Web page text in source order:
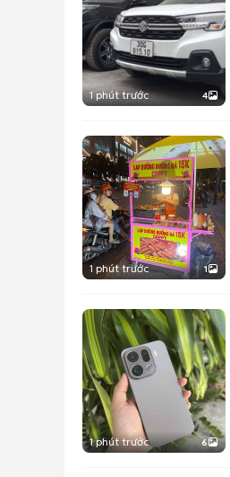
1 phút trước 4
1 phút trước 1
1 phút trước 6